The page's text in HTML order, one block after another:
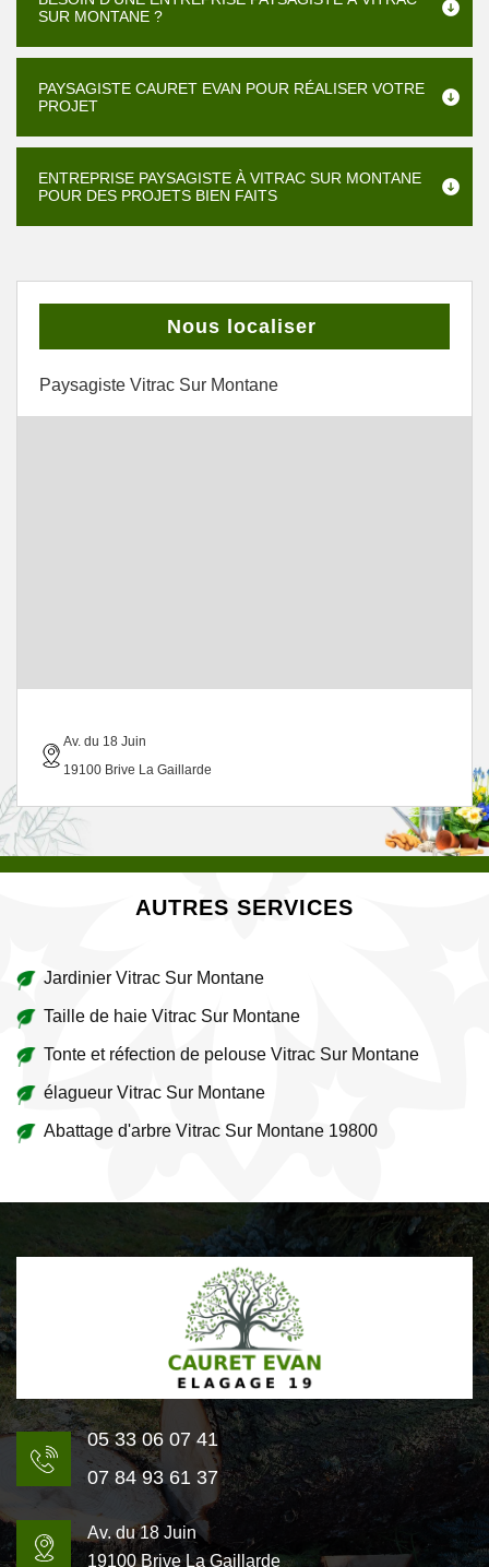
SUR MONTANE ?
PAYSAGISTE CAURET EVAN POUR RÉALISER VOTRE
PROJET
ENTREPRISE PAYSAGISTE À VITRAC SUR MONTANE
POUR DES PROJETS BIEN FAITS
Nous localiser
Paysagiste Vitrac Sur Montane
Av. du 18 Juin
19100 Brive La Gaillarde
AUTRES SERVICES
Jardinier Vitrac Sur Montane
Taille de haie Vitrac Sur Montane
Tonte et réfection de pelouse Vitrac Sur Montane
élagueur Vitrac Sur Montane
Abattage d'arbre Vitrac Sur Montane 19800
05 33 06 07 41
07 84 93 61 37
Av. du 18 Juin
19100 Brive La Gaillarde